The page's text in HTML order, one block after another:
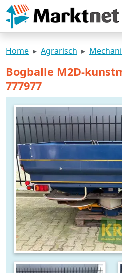
Home Agrarisch
Bogballe M2D-
777977